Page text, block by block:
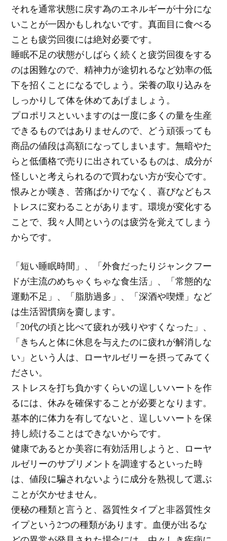
それを通常状態に戻す為のエネルギーが十分にな
いことが一因かもしれないです。真面目に食べる
ことも疲労回復には絶対必要です。
睡眠不足の状態がしばらく続くと疲労回復をする
のは困難なので、精神力が途切れるなど効率の低
下を招くことになるでしょう。栄養の取り込みを
しっかりして体を休めてあげましょう。
プロポリスといいますのは一度に多くの量を生産
できるものではありませんので、どう頑張っても
商品の値段は高額になってしまいます。無暗やた
らと低価格で売りに出されているものは、成分が
怪しいと考えられるので買わない方が安心です。
恨みとか嘆き、苦痛ばかりでなく、喜びなどもス
トレスに変わることがあります。環境が変化する
ことで、我々人間というのは疲労を覚えてしまう
からです。
「短い睡眠時間」、「外食だったりジャンクフー
ドが主流のめちゃくちゃな食生活」、「常態的な
運動不足」、「脂肪過多」、「深酒や喫煙」など
は生活習慣病を齎します。
「20代の頃と比べて疲れが残りやすくなった」、
「きちんと体に休息を与えたのに疲れが解消しな
い」という人は、ローヤルゼリーを摂ってみてく
ださい。
ストレスを打ち負かすくらいの逞しいハートを作
るには、休みを確保することが必要となります。
基本的に体力を有してないと、逞しいハートを保
持し続けることはできないからです。
健康であるとか美容に有効活用しようと、ローヤ
ルゼリーのサプリメントを調達するといった時
は、値段に騙されないように成分を熟視して選ぶ
ことが欠かせません。
便秘の種類と言うと、器質性タイプと非器質性タ
イプという2つの種類があります。血便が出るな